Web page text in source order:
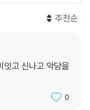
코스터, 메리 제인과
키며 블루레이의 진수
추천순
잇고 신나고 악당을
0